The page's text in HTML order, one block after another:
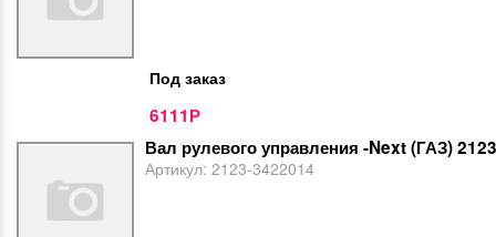
Под заказ
6111 Р
Вал рулевого управления -Next (ГАЗ)
Артикул: 2123-3422014